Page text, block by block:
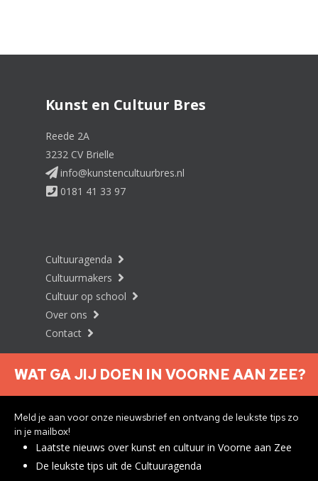
Kunst en Cultuur Bres
Reede 2A
3232 CV Brielle
info@kunstencultuurbres.nl
0181 41 33 97
Cultuuragenda
Cultuurmakers
Cultuur op school
Over ons
Contact
Nieuwsbrief aanmelden
Privacyverklaring
WAT GA JIJ DOEN IN VOORNE AAN ZEE?
Meld je aan voor onze nieuwsbrief en ontvang de leukste tips zo
in je mailbox!
Laatste nieuws over kunst en cultuur in Voorne aan Zee
De leukste tips uit de Cultuuragenda